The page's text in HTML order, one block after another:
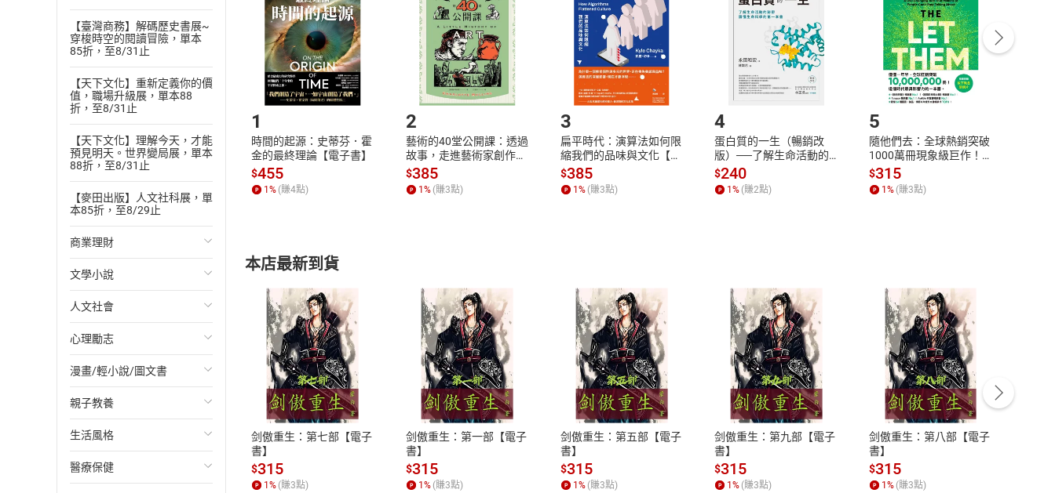
【臺灣商務】解碼歷史書展~
穿梭時空的閱讀冒險，單本
85折，至8/31止
【天下文化】重新定義你的價
值，職場升級展，單本88
折，至8/31止
【天下文化】理解今天，才能
預見明天。世界變局展，單本
88折，至8/31止
【麥田出版】人文社科展，單
本85折，至8/29止
商業理財
投資理財
經濟/趨勢
財務/金融
管理/領導
職場工作術
成功法
行銷/廣告
文學小說
歐美文學
日本文學
韓國文學
華文文學
經典文學
成長/家庭生活小說
人文社會
國際關係
政治
社會科學
台灣/中國歷史
日/韓歷史
心理勵志
心靈成長/情緒
人際關係
兩性關係
心理學
漫畫/輕小說/圖文書
輕小說
奇幻/科幻
愛情故事
親子教養
教育現場
兒童文學/故事
生活風格
飲食/食譜
醫療保健
貨」，本店鋪將依您的申請進行審核，待審核通過後將為您辦理退款事宜。
請注意，樂天市場須以整筆訂單為單位進行取消/退貨，恕無法以單支商品取消/退貨。
購書後，如何開始使用？
Step1.選擇閱讀載具 Step2.登入帳號，下載書籍後看書
付款方式
ATM轉帳、信用卡、LINE PAY、AFTEE
退換貨規範
本店是否提供消費者保護法七日猶豫期
之權利，遽消費者保護法及通訊交易解
除權合理例外情事適用準則，依商品性
質各有不同規定。詳細退換貨說明請參
照各商品說明。
客服資訊
服務時間：週一到週五 10:00-12:00、
13:00-17:00 (國定假日及例假日休息)
客服電話：0080-1857077
1
時間的起源：史蒂芬．霍
金的最終理論【電子書】
$455
1 % (賺4點)
2
藝術的40堂公開課：透過
故事，走進藝術家創作現
場，看藝術如何誕生、如
何形塑人類生活【電子
書】
$385
1 % (賺3點)
3
扁平時代：演算法如何限
縮我們的品味與文化【電
子書】
$385
1 % (賺3點)
4
蛋白質的一生（暢銷改
版）──了解生命活動的
秘密，讀懂生命科學的第
一本書【電子書】
$240
1% (賺2點)
5
隨他們去：全球熱銷突破
1000萬冊現象級巨作！
改變千萬人命運的心理技
巧【附放下執念明信片
圖】【電子書】
$315
1% (賺3點)
本店最新到貨
剑傲重生：第七部【電子
書】
$315
1 % (賺3點)
剑傲重生：第一部【電子
書】
$315
1 % (賺3點)
剑傲重生：第五部【電子
書】
$315
1 % (賺3點)
剑傲重生：第九部【電子
書】
$315
1% (賺3點)
剑傲重生：第八部【電子
書】
$315
1% (賺3點)